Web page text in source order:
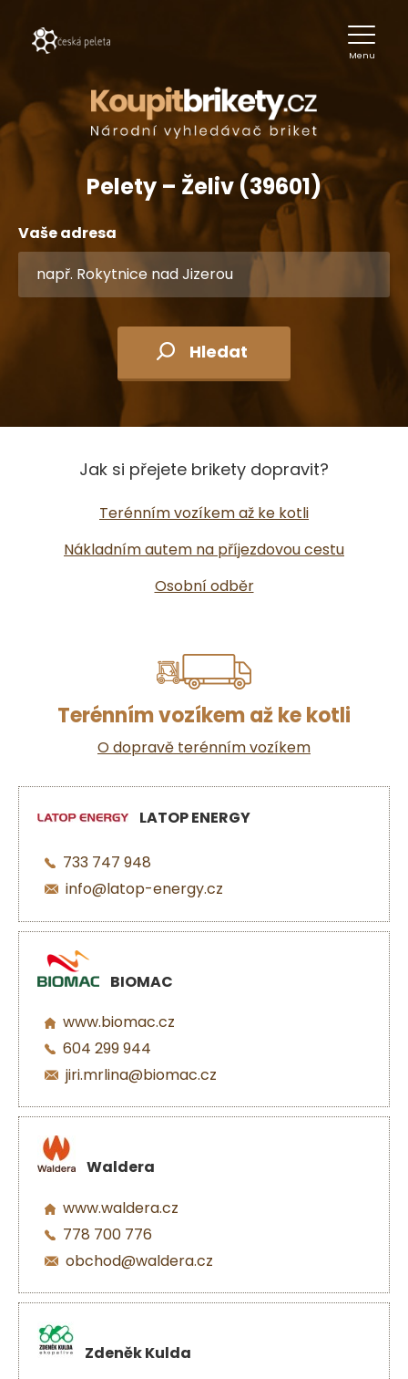
Menu
Pelety – Želiv (39601)
Vaše adresa
Hledat
Jak si přejete brikety dopravit?
Terénním vozíkem až ke kotli
Nákladním autem na příjezdovou cestu
Osobní odběr
Terénním vozíkem až ke kotli
O dopravě terénním vozíkem
LATOP ENERGY
733 747 948
info@latop-energy.cz
BIOMAC
www.biomac.cz
604 299 944
jiri.mrlina@biomac.cz
Waldera
www.waldera.cz
778 700 776
obchod@waldera.cz
Zdeněk Kulda